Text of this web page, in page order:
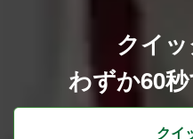
クイ
わずか60
クイ